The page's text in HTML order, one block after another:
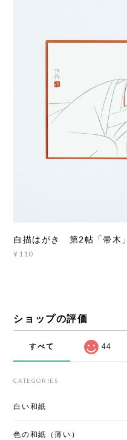
白描はがき 第2帖「帚木」
¥110
ショップの評価
すべて 44
CATEGORIES
白い和紙
色の和紙（薄い）